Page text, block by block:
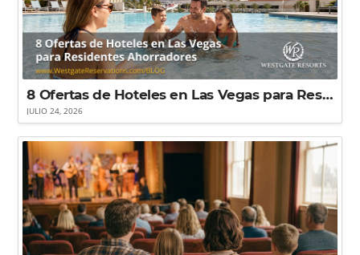
8 Ofertas de Hoteles en Las Vegas para Residentes que Buscan Ahorrar
JULIO 24, 2026